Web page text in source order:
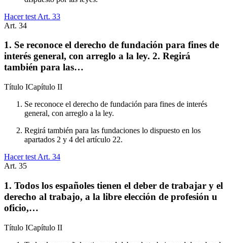
Hacer test Art. 33
Art. 34
1. Se reconoce el derecho de fundación para fines de
interés general, con arreglo a la ley. 2. Regirá
también para las…
Título ICapítulo II
Se reconoce el derecho de fundación para fines de interés
general, con arreglo a la ley.
Regirá también para las fundaciones lo dispuesto en los
apartados 2 y 4 del artículo 22.
Hacer test Art. 34
Art. 35
1. Todos los españoles tienen el deber de trabajar y el
derecho al trabajo, a la libre elección de profesión u
oficio,…
Título ICapítulo II